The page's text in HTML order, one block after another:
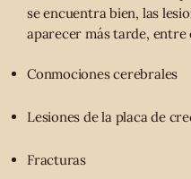
se encuentra bien, las
aparecer más tarde, entre
Conmociones cerebrales
Lesiones de la placa de
Fracturas